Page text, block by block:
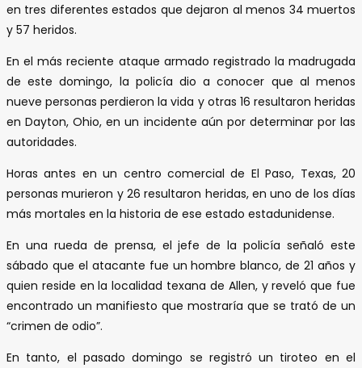
en tres diferentes estados que dejaron al menos 34 muertos
y 57 heridos.
En el más reciente ataque armado registrado la madrugada
de este domingo, la policía dio a conocer que al menos
nueve personas perdieron la vida y otras 16 resultaron heridas
en Dayton, Ohio, en un incidente aún por determinar por las
autoridades.
Horas antes en un centro comercial de El Paso, Texas, 20
personas murieron y 26 resultaron heridas, en uno de los días
más mortales en la historia de ese estado estadunidense.
En una rueda de prensa, el jefe de la policía señaló este
sábado que el atacante fue un hombre blanco, de 21 años y
quien reside en la localidad texana de Allen, y reveló que fue
encontrado un manifiesto que mostraría que se trató de un
“crimen de odio”.
En tanto, el pasado domingo se registró un tiroteo en el